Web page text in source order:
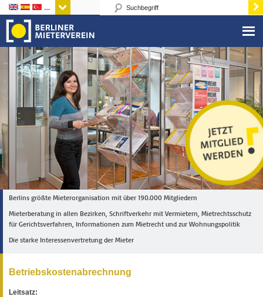
Sprachen
Berlins größte Mieterorganisation mit über 190.000 Mitgliedern
Mieterberatung in allen Bezirken, Schriftverkehr mit Vermietern, Mietrechtsschutz
für Gerichtsverfahren, Informationen zum Mietrecht und zur Wohnungspolitik
Die starke Interessenvertretung der Mieter
Betriebskostenabrechnung
Leitsatz: